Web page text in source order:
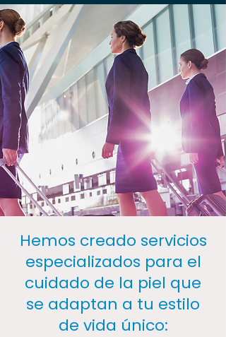
Hemos creado servicios
especializados para el
cuidado de la piel que
se adaptan a tu estilo
de vida único: